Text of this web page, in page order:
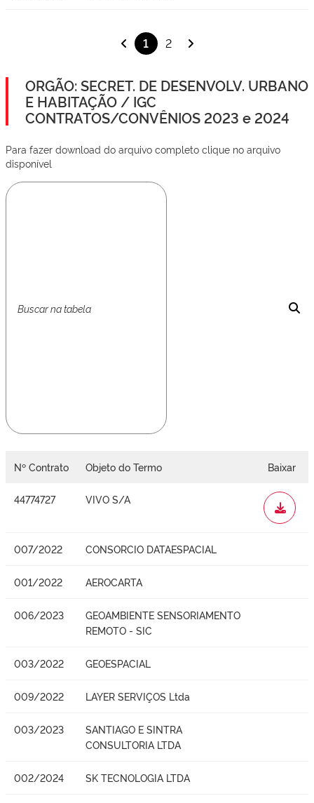
1 2
ORGÃO: SECRET. DE DESENVOLV. URBANO
E HABITAÇÃO / IGC
CONTRATOS/CONVÊNIOS 2023 e 2024
Para fazer download do arquivo completo clique no arquivo
disponível
Nº Contrato Objeto do Termo Baixar
44774727 VIVO S/A
WORD
007/2022 CONSORCIO DATAESPACIAL
001/2022 AEROCARTA
006/2023
GEOAMBIENTE SENSORIAMENTO
REMOTO - SIC
003/2022 GEOESPACIAL
009/2022 LAYER SERVIÇOS Ltda
003/2023
SANTIAGO E SINTRA
CONSULTORIA LTDA
002/2024 SK TECNOLOGIA LTDA